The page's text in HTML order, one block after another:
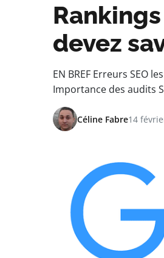
devez
EN BREF Erreurs SEO
Importance des audits
Céline Fabre14